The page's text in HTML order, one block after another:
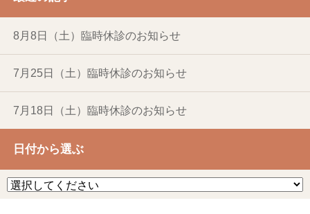
8月8日（土）臨時休診のお知らせ
7月25日（土）臨時休診のお知らせ
7月18日（土）臨時休診のお知らせ
日付から選ぶ